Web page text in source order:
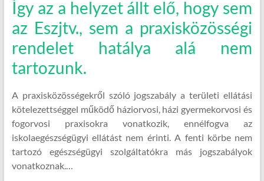
Így az a helyzet állt elő, hogy sem
az Eszjtv., sem a praxisközösségi
rendelet hatálya alá nem
tartozunk.
A praxisközösségekről szóló jogszabály a területi ellátási
kötelezettséggel működő háziorvosi, házi gyermekorvosi és
fogorvosi praxisokra vonatkozik, ennélfogva az
iskolaegészségügyi ellátást nem érinti. A fenti körbe nem
tartozó egészségügyi szolgáltatókra más jogszabályok
vonatkoznak.…